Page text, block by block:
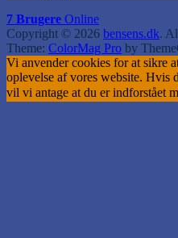
7 Brugere Online
Copyright © 2026 bensens.dk.
Theme: ColorMag Pro by
Vi anvender cookies for at sikre
oplevelse af vores website. Hvis
vil vi antage at du er indforstået